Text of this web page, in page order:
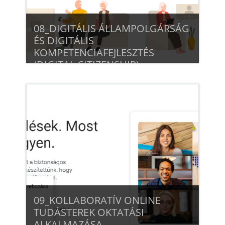
08_DIGITÁLIS ÁLLAMPOLGÁRSÁG
ÉS DIGITÁLIS
KOMPETENCIAFEJLESZTÉS
(DIGITAL CITIZENSHIP)
09_KOLLABORATÍV ONLINE
TUDÁSTEREK OKTATÁSI